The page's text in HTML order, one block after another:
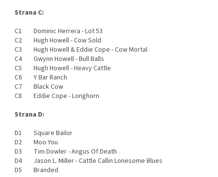
Strana C:
C1 Dominic Herrera - Lot 53
C2 Hugh Howell - Cow Sold
C3 Hugh Howell & Eddie Cope - Cow Mortal
C4 Gwynn Howell - Bull Balls
C5 Hugh Howell - Heavy Cattle
C6 Y Bar Ranch
C7 Black Cow
C8 Eddie Cope - Longhorn
Strana D:
D1 Square Bailor
D2 Moo You
D3 Tim Dowler - Angus Of Death
D4 Jason L. Miller - Cattle Callin Lonesome Blues
D5 Branded